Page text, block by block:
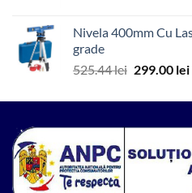
fost:
Nivela 400mm Cu
grade
525.44lei Prețul
a
299.00 lei